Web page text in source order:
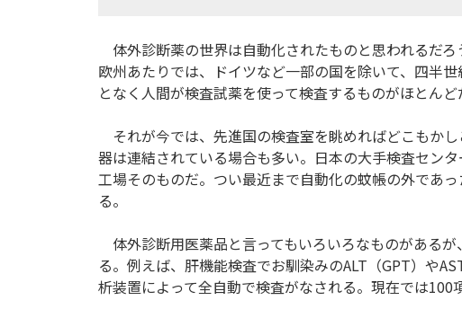
体外診断薬の世界は自動化されたものと思われるだ
欧州あたりでは、ドイツなど一部の国を除いて、四半
となく人間が検査試薬を使って検査するものがほとんど
それが今では、先進国の検査室を眺めればどこもか
器は連結されている場合も多い。日本の大手検査セン
工場そのものだ。つい最近まで自動化の蚊帳の外であ
る。
体外診断用医薬品と言ってもいろいろなものがある
る。例えば、肝機能検査でお馴染みのALT（GPT）や
析装置によって全自動で検査がなされる。現在では100